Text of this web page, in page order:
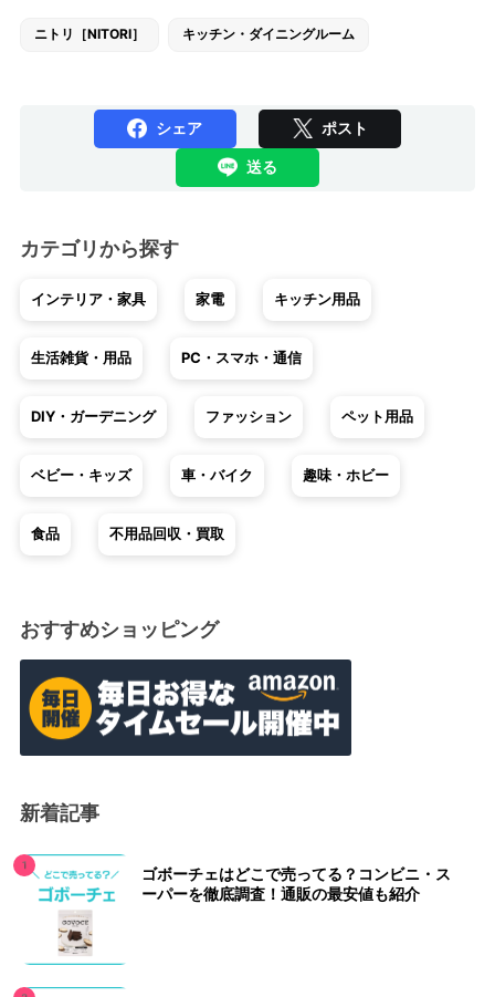
ニトリ［NITORI］ キッチン・ダイニングルーム
シェア ポスト
送る
カテゴリから探す
インテリア・家具 家電 キッチン用品
生活雑貨・用品 PC・スマホ・通信
DIY・ガーデニング ファッション ペット用品
ベビー・キッズ 車・バイク 趣味・ホビー
食品 不用品回収・買取
おすすめショッピング
新着記事
ゴボーチェはどこで売ってる？コンビニ・ス
ーパーを徹底調査！通販の最安値も紹介